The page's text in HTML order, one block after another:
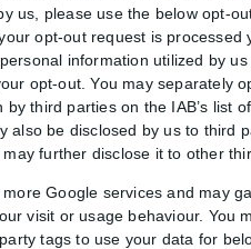
us, please use the below opt-
opt-out request is processed
information utilized by
opt-out. You may separately
third parties on the IAB’s list of
also be disclosed by us to third
further disclose it to other
Google services and may
visit or usage behaviour. You
tags to use your data for
πως έως και 15
για αρκετές ώρες λόγω της
στους δρόμους της
είχε τοποθετηθεί στην